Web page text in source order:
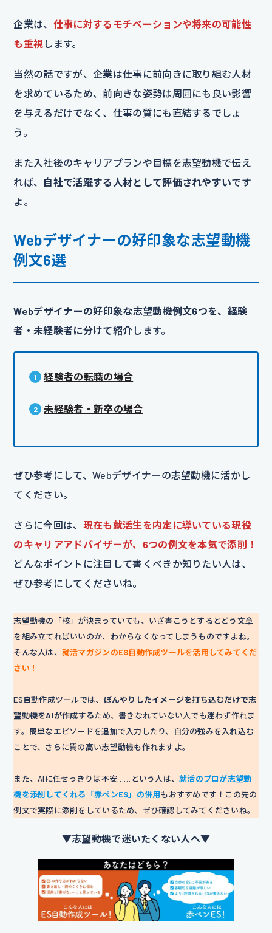
企業は、 仕事に対するモチベーションや将来の可能性
も重視 します。
当然の話ですが、企業は仕事に前向きに取り組む人材
を求めているため、前向きな姿勢は周囲にも良い影響
を与えるだけでなく、仕事の質にも直結するでしょ
う。
また入社後のキャリアプランや目標を志望動機で伝え
れば、 自社で活躍する人材として評価されやすいです
よ。
Webデザイナーの好印象な志望動機
例文6選
Webデザイナーの好印象な志望動機例文6つを、経験
者・未経験者に分けて紹介 します。
経験者の転職の場合
未経験者・新卒の場合
ぜひ参考にして、Webデザイナーの志望動機に活かし
てください。
さらに今回は、 現在も就活生を内定に導いている現役
のキャリアアドバイザーが、6つの例文を本気で添削！
どんなポイントに注目して書くべきか知りたい人は、
ぜひ参考にしてくださいね。
志望動機の「核」が決まっていても、いざ書こうとするとどう文章
を組み立てればいいのか、わからなくなってしまうものですよね。
そんな人は、 就活マガジンのES自動作成ツールを活用してみてくだ
さい！
ES自動作成ツールでは、 ぼんやりしたイメージを打ち込むだけで志
望動機をAIが作成するため、書きなれていない人でも迷わず作れま
す。簡単なエピソードを追加で入力したり、自分の強みを入れ込む
ことで、さらに質の高い志望動機も作れますよ。
また、AIに任せっきりは不安……という人は、就活のプロが志望動
機を添削してくれる「赤ペンES」の併用もおすすめです！この先の
例文で実際に添削をしているため、ぜひ確認してみてくださいね。
▼志望動機で迷いたくない人へ▼